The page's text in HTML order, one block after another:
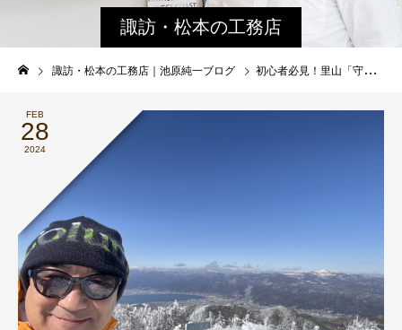
諏訪・松本の工務店
の社長ブログ｜家族
物語８４３
諏訪・松本の工務店｜池原純一ブログ 初心者必見！里山「守屋山」での雪山装備を地元民が徹底解説
FEB
28
2024